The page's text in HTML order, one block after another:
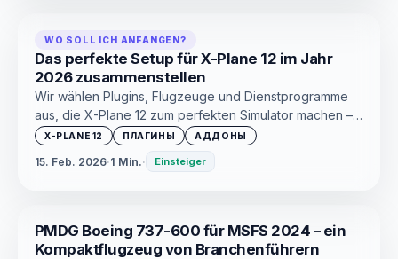
WO SOLL ICH ANFANGEN?
Das perfekte Setup für X-Plane 12 im Jahr
2026 zusammenstellen
Wir wählen Plugins, Flugzeuge und Dienstprogramme
aus, die X-Plane 12 zum perfekten Simulator machen –
von visuellen Verbesserungen und Kamera bis hin zu
Leistung und Navigation
X-PLANE 12 ПЛАГИНЫ АДДОНЫ
15. Feb. 2026·1 Min.· Einsteiger
PMDG Boeing 737-600 für MSFS 2024 – ein
Kompaktflugzeug von Branchenführern